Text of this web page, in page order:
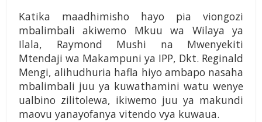
Katika maadhimisho hayo pia viongozi
mbalimbali akiwemo Mkuu wa Wilaya ya
Ilala, Raymond Mushi na Mwenyekiti
Mtendaji wa Makampuni ya IPP, Dkt. Reginald
Mengi, alihudhuria hafla hiyo ambapo nasaha
mbalimbali juu ya kuwathamini watu wenye
ualbino zilitolewa, ikiwemo juu ya makundi
maovu yanayofanya vitendo vya kuwaua.